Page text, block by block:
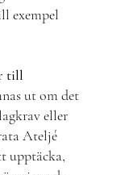
exempel
till
ut om det
eller
Ateljé
upptäcka,